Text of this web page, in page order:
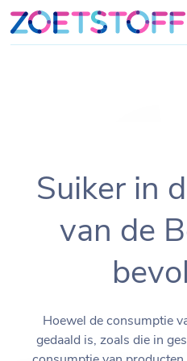
Skip
to
content
Suiker in
van de
Hoewel de consumptie
gedaald is, zoals die in